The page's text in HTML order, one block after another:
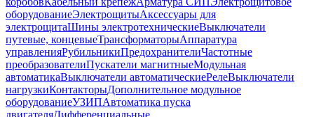
оборудованиеЭлектрощитыАксессуары для
электрощитаШины электротехническиеВыключатели
путевые, концевыеТрансформаторыАппаратура
управленияРубильникиПредохранителиЧастотные
преобразователиПускатели магнитныеМодульная
автоматикаВыключатели автоматическиеРелеВыключатели
нагрузкиКонтакторыДополнительное модульное
оборудованиеУЗИПАвтоматика пуска
двигателяДифференциальные